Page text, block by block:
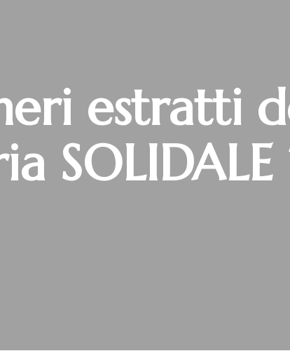
estratti